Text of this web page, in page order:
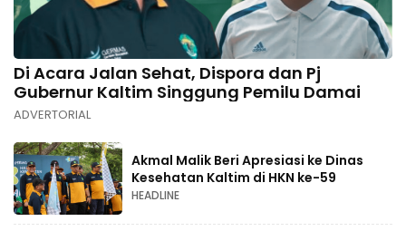
Di Acara Jalan Sehat, Dispora dan Pj
Gubernur Kaltim Singgung Pemilu Damai
ADVERTORIAL
Akmal Malik Beri Apresiasi ke Dinas
Kesehatan Kaltim di HKN ke-59
HEADLINE